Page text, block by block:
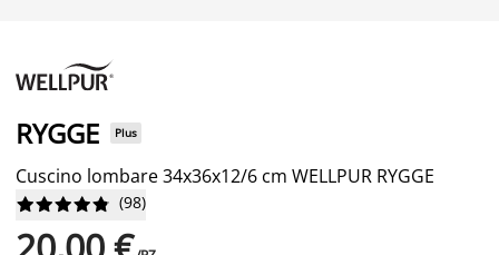
RYGGE Plus
Cuscino lombare 34x36x12/6 cm WELLPUR RYGGE





 (98)